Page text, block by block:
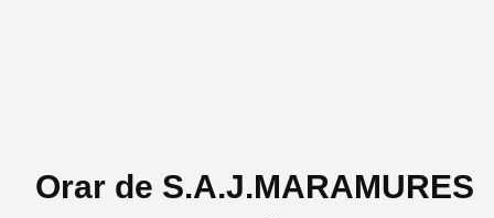
Orar de S.A.J.MARAMURES